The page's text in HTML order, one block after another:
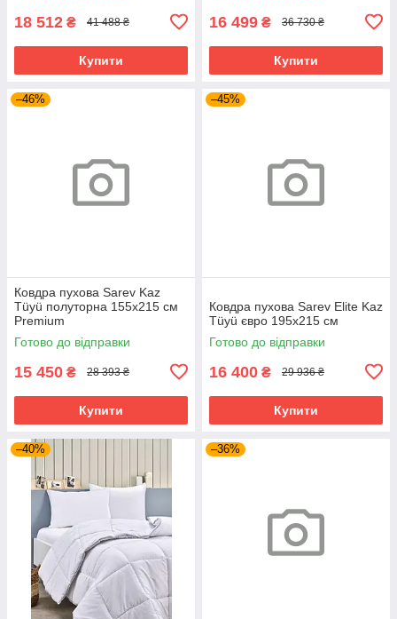
18 512 ₴ 41 488 ₴
Купити
16 499 ₴ 36 730 ₴
Купити
–46%
Ковдра пухова Sarev Kaz
Tüyü полуторна 155х215 см
Premium
Готово до відправки
15 450 ₴ 28 393 ₴
Купити
–45%
Ковдра пухова Sarev Elite Kaz
Tüyü євро 195х215 см
Готово до відправки
16 400 ₴ 29 936 ₴
Купити
–40% –36%